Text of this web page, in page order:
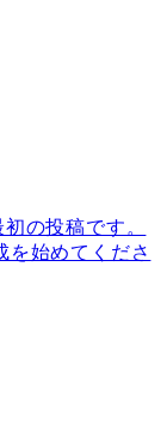
の投稿です。
を始めてくださ